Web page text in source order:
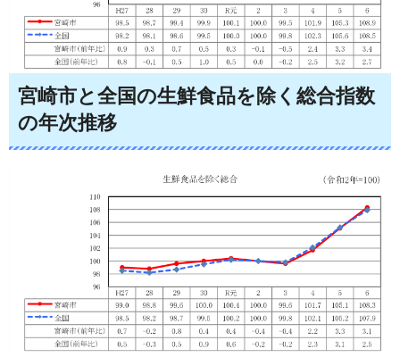
宮崎市と全国の生鮮食品を除く総合指数
の年次推移